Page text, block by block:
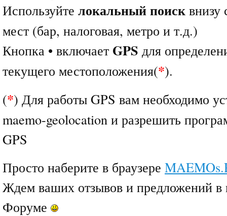
Используйте локальный поиск внизу
мест (бар, налоговая, метро и т.д.)
Кнопка • включает GPS для
текущего местоположения(*).
(*) Для работы GPS вам необходимо
maemo-geolocation и разрешить
GPS
Просто наберите в браузере
Ждем ваших отзывов и предложений в
Форуме